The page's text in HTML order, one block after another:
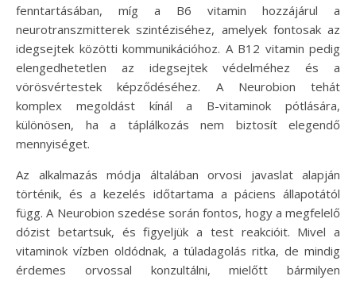
fenntartásában, míg a B6 vitamin hozzájárul a
neurotranszmitterek szintéziséhez, amelyek fontosak az
idegsejtek közötti kommunikációhoz. A B12 vitamin pedig
elengedhetetlen az idegsejtek védelméhez és a
vörösvértestek képződéséhez. A Neurobion tehát
komplex megoldást kínál a B-vitaminok pótlására,
különösen, ha a táplálkozás nem biztosít elegendő
mennyiséget.
Az alkalmazás módja általában orvosi javaslat alapján
történik, és a kezelés időtartama a páciens állapotától
függ. A Neurobion szedése során fontos, hogy a megfelelő
dózist betartsuk, és figyeljük a test reakcióit. Mivel a
vitaminok vízben oldódnak, a túladagolás ritka, de mindig
érdemes orvossal konzultálni, mielőtt bármilyen